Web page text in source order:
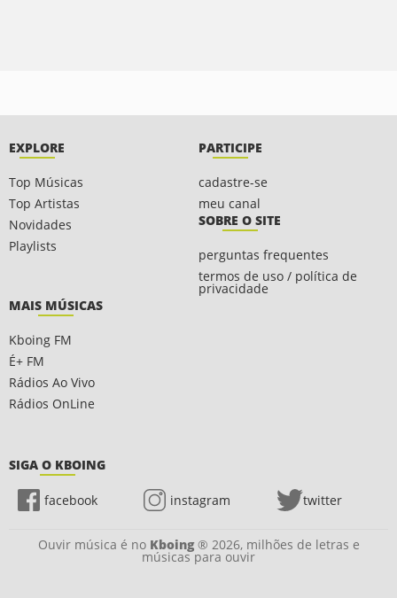
EXPLORE
Top Músicas
Top Artistas
Novidades
Playlists
PARTICIPE
cadastre-se
meu canal
SOBRE O SITE
perguntas frequentes
termos de uso / política de
privacidade
MAIS MÚSICAS
Kboing FM
É+ FM
Rádios Ao Vivo
Rádios OnLine
SIGA O KBOING
facebook instagram twitter
Ouvir música é no Kboing® 2026, milhões de letras e
músicas para ouvir